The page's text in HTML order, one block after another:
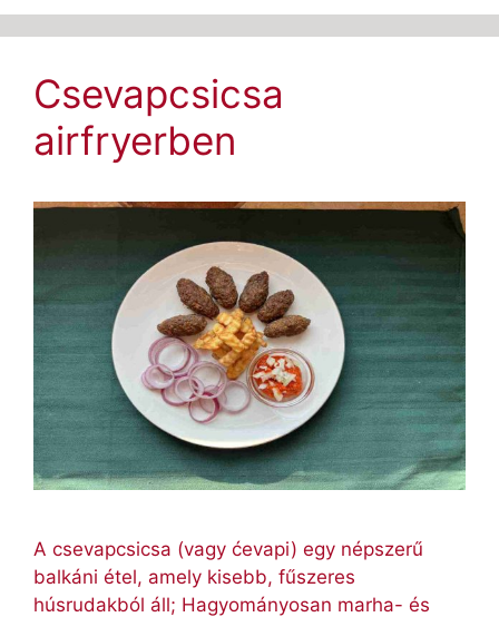
Csevapcsicsa
airfryerben
A csevapcsicsa (vagy ćevapi) egy népszerű
balkáni étel, amely kisebb, fűszeres
húsrudakból áll; Hagyományosan marha- és